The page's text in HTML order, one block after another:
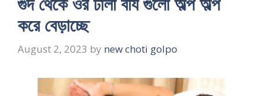
করে বেড়াচ্ছে
August 2, 2023 by new choti golpo